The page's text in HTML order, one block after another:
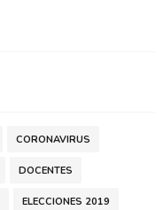
CORONAVIRUS
DOCENTES
ELECCIONES 2019